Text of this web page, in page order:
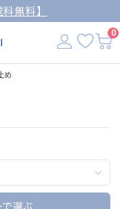
無料】
0
め
選ぶ